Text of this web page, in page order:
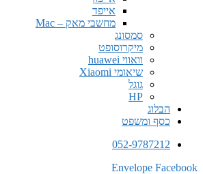
אייפד
מחשבי מאק – Mac
סמסונג
מיקרוסופט
וואווי huawei
שיאומי Xiaomi
גוגל
HP
הבלוג
כסף ומשפט
052-9787212
Envelope Facebook